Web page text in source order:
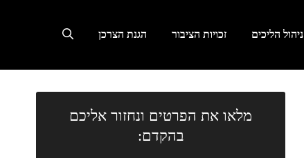
ניהול הליכים זכויות הציבור הגנת הצרכן
מלאו את הפרטים ונחזור אליכם
בהקדם: